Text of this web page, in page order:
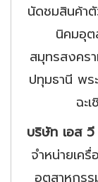
นัดชมสินค้า
นิคมอุ
สมุทรสงคร
ปทุมธานี พร
ฉะ
บริษัท เอส
จำหน่ายเค
อุตสาหกร